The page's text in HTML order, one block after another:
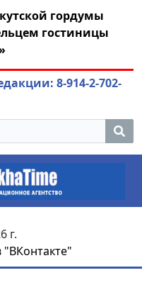
гордумы
гостиницы
8-914-2-702-
г.
"ВКонтакте"